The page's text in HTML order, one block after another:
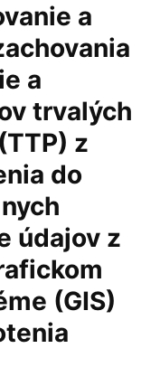
a
a
trvalých
z
do
údajov z
(GIS)